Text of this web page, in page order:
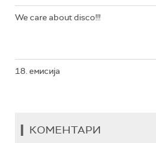
We care about disco!!!
18. емисија
КОМЕНТАРИ